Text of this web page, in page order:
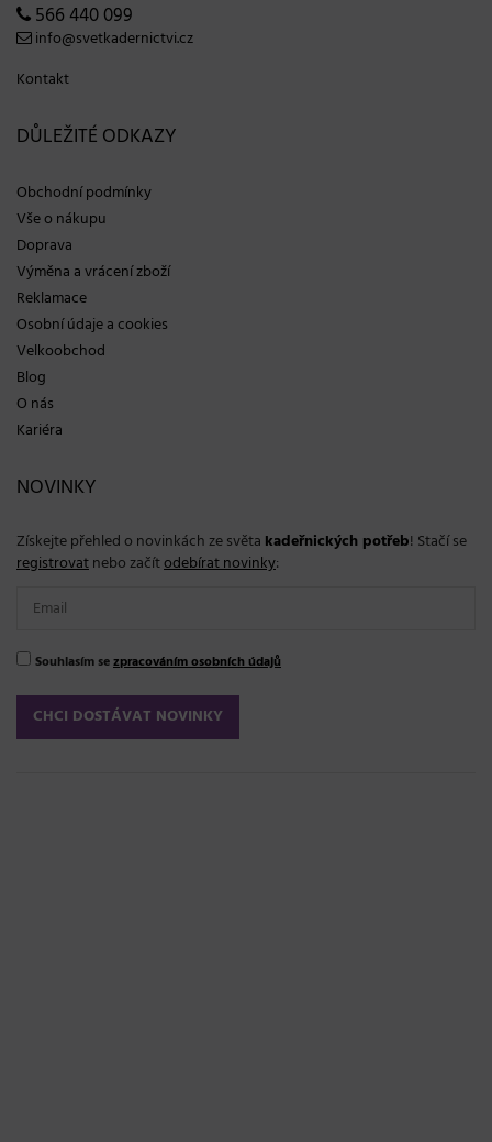
566 440 099
info@svetkadernictvi.cz
Kontakt
DŮLEŽITÉ ODKAZY
Obchodní podmínky
Vše o nákupu
Doprava
Výměna a vrácení zboží
Reklamace
Osobní údaje a cookies
Velkoobchod
Blog
O nás
Kariéra
NOVINKY
Získejte přehled o novinkách ze světa kadeřnických potřeb! Stačí se
registrovatnebo začítodebírat novinky:
Souhlasím sezpracováním osobních údajů